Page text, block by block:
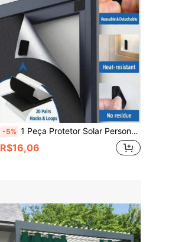
-5% 1 Peça Protetor Solar Personalizável, 100% Novo, Proteção UV, Adequado para Quarto, Janela de Carro, Sala de Estar, Cozinha, Fácil Instalação
R$16,06